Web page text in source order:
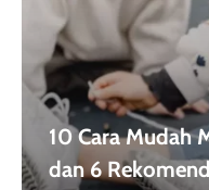
10 Cara Mudah
dan 6